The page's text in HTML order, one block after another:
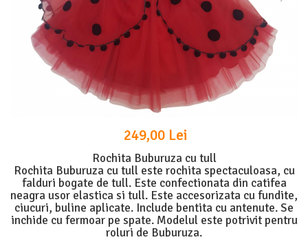
249,00 Lei
Rochita Buburuza cu tull
Rochita Buburuza cu tull este rochita spectaculoasa, cu
falduri bogate de tull. Este confectionata din catifea
neagra usor elastica si tull. Este accesorizata cu fundite,
ciucuri, buline aplicate. Include bentita cu antenute. Se
inchide cu fermoar pe spate. Modelul este potrivit pentru
roluri de Buburuza.